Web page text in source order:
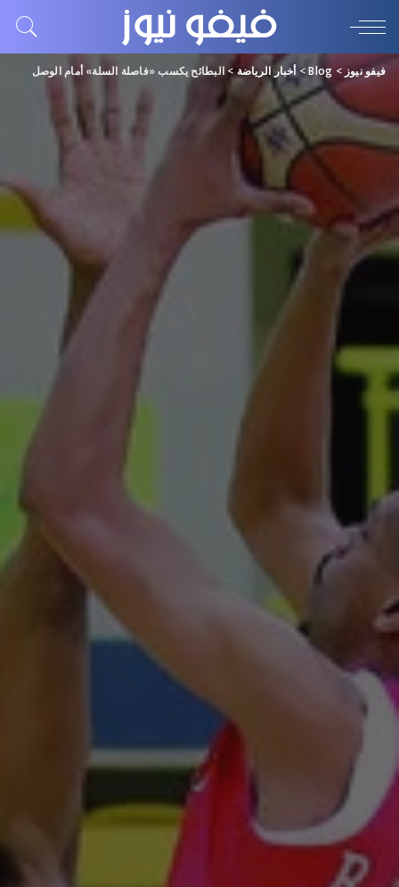
فيفو نيوز >
Blog
> أخبار الرياضة>البطائح يكسب «فاصلة السلة» أمام الوصل